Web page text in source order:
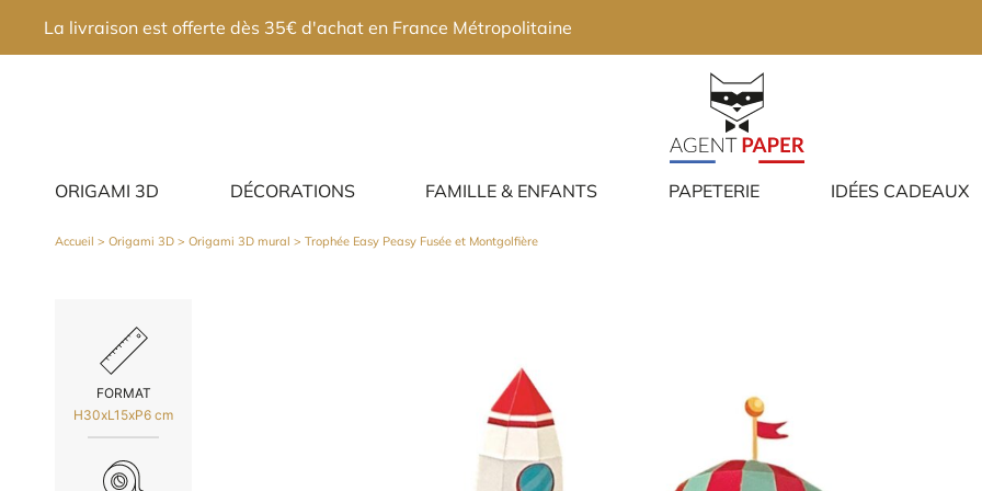
ORIGAMI 3D DÉCORATIONS FAMILLE & ENFANTS PAPETERIE IDÉES CADEAUX
La livraison est offerte dès 35€ d'achat en France Métropolitaine
Accueil > Origami 3D > Origami 3D mural > Trophée Easy Peasy Fusée et Montgolfière
FORMAT
H30xL15xP6 cm
×